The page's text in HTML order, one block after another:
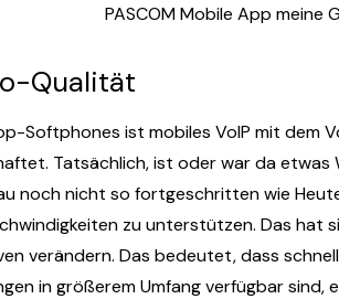
PASCOM Mobile App meine
Qualität
Softphones ist mobiles VoIP mit dem
Tatsächlich, ist oder war da etwas
noch nicht so fortgeschritten wie
zu unterstützen. Das hat
verändern. Das bedeutet, dass
in größerem Umfang verfügbar sind,